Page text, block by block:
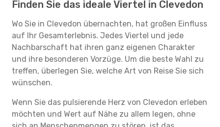
Finden Sie das ideale Viertel in Clevedon
Wo Sie in Clevedon übernachten, hat großen Einfluss
auf Ihr Gesamterlebnis. Jedes Viertel und jede
Nachbarschaft hat ihren ganz eigenen Charakter
und ihre besonderen Vorzüge. Um die beste Wahl zu
treffen, überlegen Sie, welche Art von Reise Sie sich
wünschen.
Wenn Sie das pulsierende Herz von Clevedon erleben
möchten und Wert auf Nähe zu allem legen, ohne